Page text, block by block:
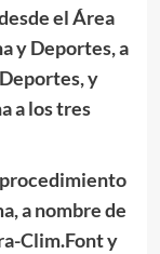
el Área
y Deportes, a
y
a los tres
procedimiento
a nombre de
Clim.Font y